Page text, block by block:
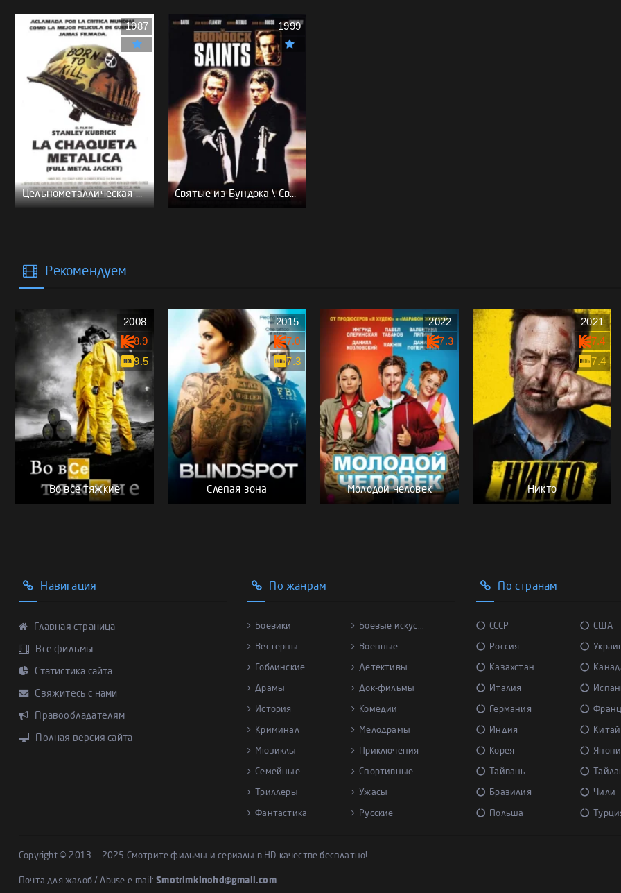
Цельнометаллическая оболочка - (Перевод Гоблина)
1987
Святые из Бундока \ Святые из трущоб - (Перевод Гоблина)
1999
Рекомендуем
Во все тяжкие
2008
8.9
9.5
Слепая зона
2015
7.0
7.3
Молодой человек
2022
7.3
Никто
2021
7.4
7.4
Навигация
Главная страница
Все фильмы
Статистика сайта
Свяжитесь с нами
Правообладателям
Полная версия сайта
По жанрам
Боевики Боевые искус...
Вестерны Военные
Гоблинские Детективы
Драмы Док-фильмы
История Комедии
Криминал Мелодрамы
Мюзиклы Приключения
Семейные Спортивные
Триллеры Ужасы
Фантастика Русские
По странам
СССР США
Россия
Казахстан
Италия
Германия
Индия Китай
Корея
Тайвань
Бразилия Чили
Польша
Copyright © 2013 — 2025 Смотрите фильмы и сериалы в HD-качестве бесплатно!
Почта для жалоб / Abuse e-mail:Smotrimkinohd@gmail.com